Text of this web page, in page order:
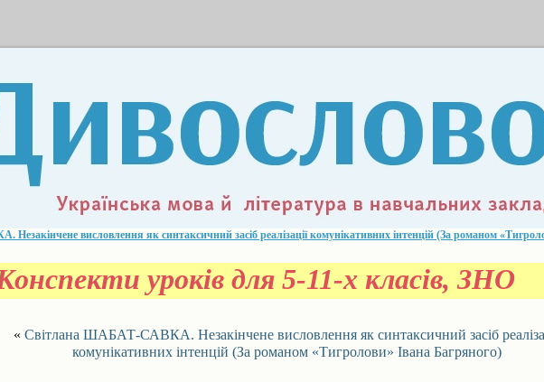
висловлення як синтаксичний засіб реалізації комунікативних інтенцій (За романом
уроків для 5-11-х класів, ЗНО
« Світлана ШАБАТ-САВКА. Незакінчене висловлення як синтаксичний засіб
комунікативних інтенцій (За романом «Тигролови» Івана Багряного)